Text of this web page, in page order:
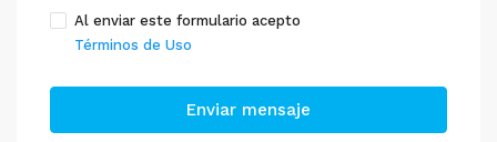
Al enviar este formulario acepto
Términos de Uso
Enviar mensaje